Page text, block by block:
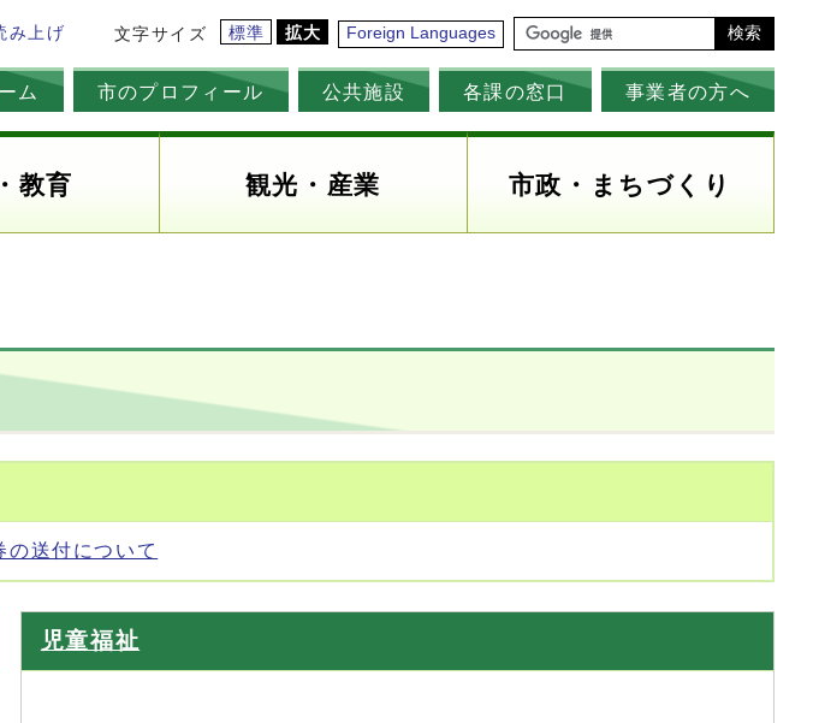
み上げ 文字サイズ 標準 拡大 Foreign Languages 検索
ム 市のプロフィール 公共施設 各課の窓口 事業者の方へ
教育 観光・産業 市政・まちづくり
の送付について
児童福祉